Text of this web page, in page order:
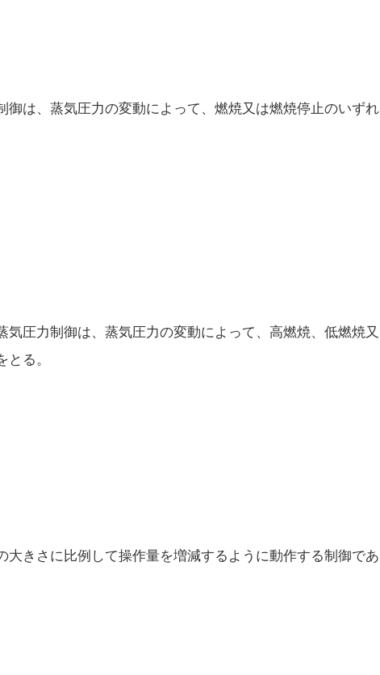
御は、蒸気圧力の変動によって、燃焼又は燃焼停止のいずれ
気圧力制御は、蒸気圧力の変動によって、高燃焼、低燃焼又
る。
大きさに比例して操作量を増減するように動作する制御であ